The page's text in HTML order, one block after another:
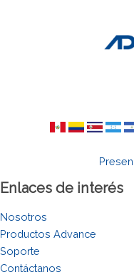
Enlaces de interés
Nosotros
Productos Advance
Soporte
Contáctanos